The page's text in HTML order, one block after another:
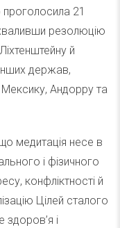
21
резолюцію
й
держав,
Андорру та
медитація несе в
і фізичного
конфліктності й
Цілей сталого
і